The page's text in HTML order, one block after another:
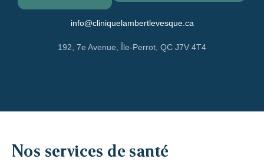
info@cliniquelambertlevesque.ca
192, 7e Avenue, Île-Perrot, QC J7V 4T4
Nos services de santé